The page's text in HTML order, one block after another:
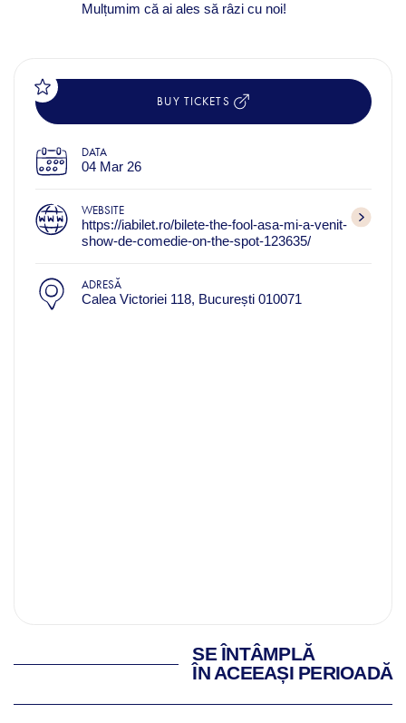
Mulțumim că ai ales să râzi cu noi!
BUY TICKETS
DATA
04 Mar 26
WEBSITE
https://iabilet.ro/bilete-the-fool-asa-mi-a-venit-
show-de-comedie-on-the-spot-123635/
ADRESĂ
Calea Victoriei 118, București 010071
SE ÎNTÂMPLĂ
ÎN ACEEAȘI PERIOADĂ